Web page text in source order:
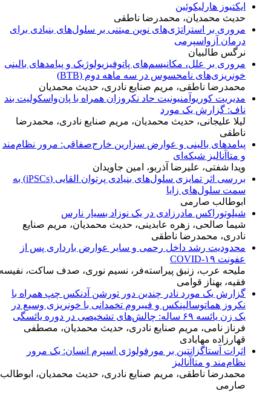
ایکتیوز هارلیکوئین
حدیث محمدیان، محمدرضا ناطقی
مروری بر استراتژی‌های نوین مبتنی بر سلول‌های بنیادی برای
درمان آزواسپرمی
نرگس طالبیان
مروری بر علل، مکانیسم‌های پاتوفیزیولوژیک و پیامدهای بالینی
خونریزی‌های نامحسوس در سه ماهه دوم (BTB)
محمدرضا ناطقی، مریم صنایع نادری، حدیث محمدیان
مدیریت کوریوآمنیونیت حاد نکروزان همراه با پان‌واسکولیت بند
ناف: گزارش یک مورد
لیلا علیجانی، حدیث محمدیان، مریم صنایع نادری، محمدرضا
ناطقی
پیامدهای بالینی و عوارض سزارین خارج‌صفاقی: مرور نظام‌مند
و متاآنالیز شبکه‌ای
ویدا شفتی، علیرضا آذربو، امین جاویدان
بررسی اثر تمایزی سلول‌های بنیادی پرتوان القایی (iPSCs) به
سمت سلول‌های زایا
ابوطالب صارمی
شیلوتوراکس مادرزادی در یک نوزاد بسیار نارس
شیما صالحی، زهره عابدینی، حدیث محمدیان، مریم صنایع
نادری، محمدرضا ناطقی
محدودیت رشد داخل رحمی و سایر عوارض بارداری پس از
عفونت COVID-۱۹
ملیحه عرب، زنبق پیراسته‌فر، نسیم نوری، صدف ساکت، نفیسه
فقیه، بهناز قوامی
گزارش یک مورد نادر چندین دور تورشن آدنکس چپ همراه با
نکروز هماتوسالپنکس و فیبروم تخمدانی با خونریزی وسیع در
یک زن یائسه ۶۹ ساله: چالش‌های تشخیصی در دوره یائسگی
فرناز نامی، مریم صنایع نادری، حدیث محمدیان، مصطفی
قهارزاده مهابادی
اثرات آستاگزانتین بر مورفولوژی اسپرم انسان: یک مرور
نظام‌مند و متاآنالیز
محمدرضا ناطقی، مریم صنایع نادری، حدیث محمدیان، ابوطالب
صارمی